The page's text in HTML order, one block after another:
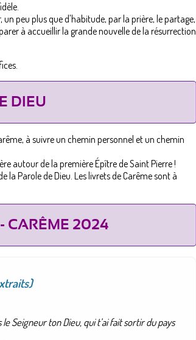
un peu plus que d'habitude, par la prière, le partage,
à accueillir la grande nouvelle de la résurrection
DIEU
à suivre un chemin personnel et un chemin
autour de la première Épître de Saint Pierre !
Parole de Dieu. Les livrets de Carême sont à
CARÊME 2024
le Seigneur ton Dieu, qui t’ai fait sortir du pays